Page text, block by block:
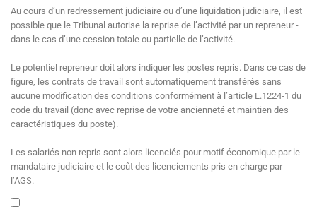
Au cours d’un redressement judiciaire ou d’une liquidation judiciaire, il est
possible que le Tribunal autorise la reprise de l’activité par un repreneur -
dans le cas d’une cession totale ou partielle de l’activité.
Le potentiel repreneur doit alors indiquer les postes repris. Dans ce cas de
figure, les contrats de travail sont automatiquement transférés sans
aucune modification des conditions conformément à l’article L.1224-1 du
code du travail (donc avec reprise de votre ancienneté et maintien des
caractéristiques du poste).
Les salariés non repris sont alors licenciés pour motif économique par le
mandataire judiciaire et le coût des licenciements pris en charge par
l’AGS.